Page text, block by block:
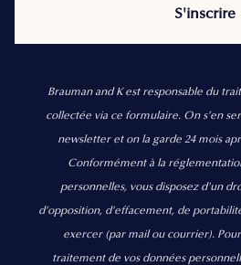
Brauman and K est responsable du
collectée via ce formulaire. On s’en
newsletter et on la garde 24 mois
Conformément à la
personnelles, vous disposez d'un
d’opposition, d’effacement, de
exercer (par mail ou courrier).
traitement de vos données